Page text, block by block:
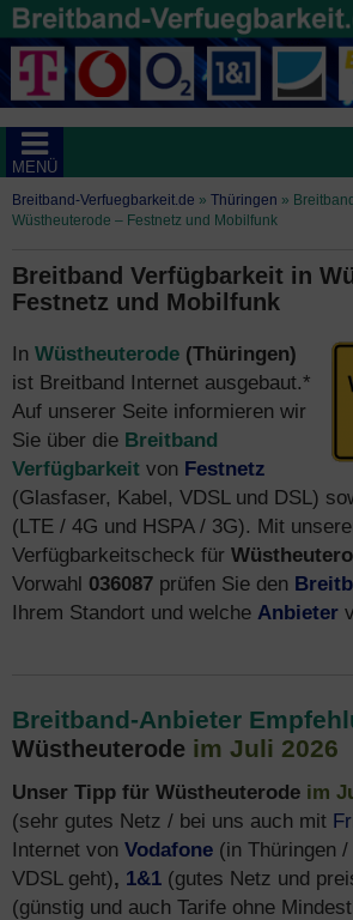
MENÜ
Breitband-Verfuegbarkeit.de » Thüringen »
Wüstheuterode – Festnetz und Mobilfunk
Breitband Verfügbarkeit in
Festnetz und Mobilfunk
In Wüstheuterode (Thüringen)
ist Breitband Internet ausgebaut.*
Auf unserer Seite informieren wir
Sie über die Breitband
Verfügbarkeit von Festnetz
(Glasfaser, Kabel, VDSL und DSL)
(LTE / 4G und HSPA / 3G). Mit
Verfügbarkeitscheck für
Vorwahl 036087 prüfen Sie den
Ihrem Standort und welche Anbieter
Breitband-Anbieter
Wüstheuterode im Juli 2026
Unser Tipp für Wüstheuterode im
(sehr gutes Netz / bei uns auch mit
Internet von Vodafone (in Thüringen
VDSL geht), 1&1 (gutes Netz und
(günstig und auch Tarife ohne